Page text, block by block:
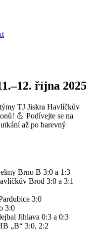
října 2025
TJ Jiskra Havlíčkův
💪 Podívejte se na
až po barevný
Brno B 3:0 a 1:3
Brod 3:0 a 3:1
3:0
3:0
Jihlava 0:3 a 0:3
„B“ 3:0, 2:2